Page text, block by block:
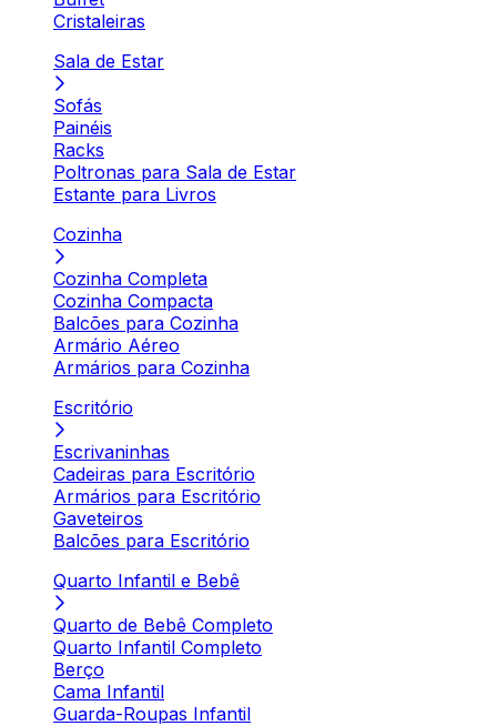
Cristaleiras
Sala de Estar
Sofás
Painéis
Racks
Poltronas para Sala de Estar
Estante para Livros
Cozinha
Cozinha Completa
Cozinha Compacta
Balcões para Cozinha
Armário Aéreo
Armários para Cozinha
Escritório
Escrivaninhas
Cadeiras para Escritório
Armários para Escritório
Gaveteiros
Balcões para Escritório
Quarto Infantil e Bebê
Quarto de Bebê Completo
Quarto Infantil Completo
Berço
Cama Infantil
Guarda-Roupas Infantil